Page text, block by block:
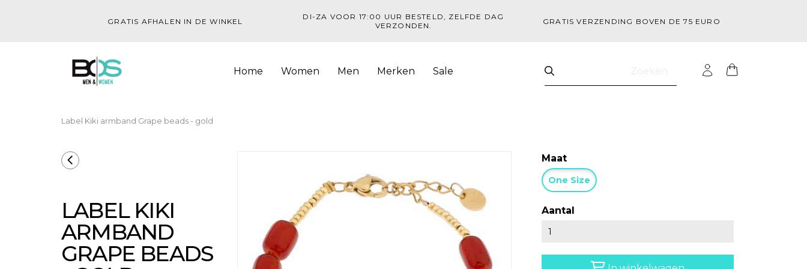
GRATIS AFHALEN IN DE WINKEL
DI-ZA VOOR 17:00 UUR BESTELD, ZELFDE DAG
VERZONDEN.
GRATIS VERZENDING BOVEN DE 75 EURO
Home Women Men Merken Sale
Label Kiki armband Grape beads - gold
LABEL KIKI
ARMBAND
GRAPE BEADS
Maat
One Size
Aantal